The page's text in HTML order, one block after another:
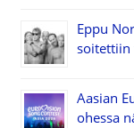
Eppu
soitettiin
Aasian
ohessa